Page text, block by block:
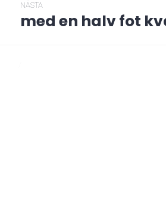
NÄSTA
Nästa
med en halv fot